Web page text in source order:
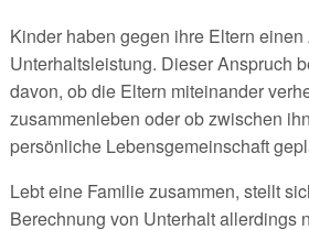
Kinder haben gegen ihre Eltern
Unterhaltsleistung. Dieser Anspruch
davon, ob die Eltern miteinander
zusammenleben oder ob zwischen
persönliche Lebensgemeinschaft
Lebt eine Familie zusammen, stellt
Berechnung von Unterhalt allerdings